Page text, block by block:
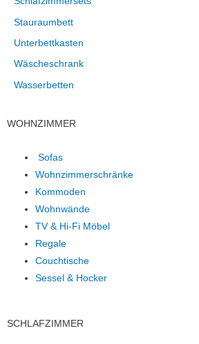
Stauraumbett
Unterbettkasten
Wäscheschrank
Wasserbetten
WOHNZIMMER
Sofas
Wohnzimmerschränke
Kommoden
Wohnwände
TV & Hi-Fi Möbel
Regale
Couchtische
Sessel & Hocker
SCHLAFZIMMER